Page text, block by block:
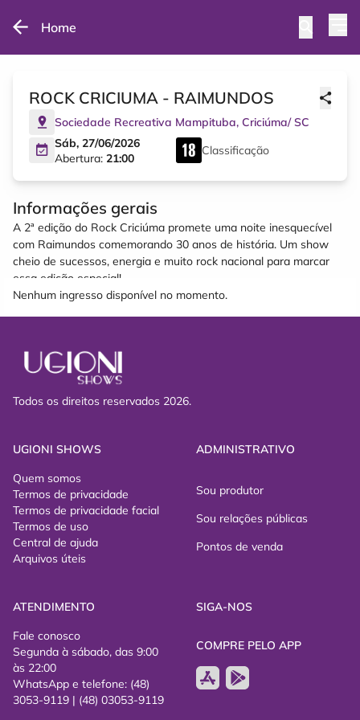
Home
ROCK CRICIUMA - RAIMUNDOS
Sociedade Recreativa Mampituba, Criciúma/SC
Sáb, 27/06/2026
Abertura: 21:00
Classificação
Informações gerais
A 2ª edição do Rock Criciúma promete uma noite inesquecível
com Raimundos comemorando 30 anos de história. Um show
cheio de sucessos, energia e muito rock nacional para marcar
essa edição especial!
Nenhum ingresso disponível no momento.
Todos os direitos reservados 2026.
UGIONI SHOWS
Quem somos
Termos de privacidade
Termos de privacidade facial
Termos de uso
Central de ajuda
Arquivos úteis
ADMINISTRATIVO
Sou produtor
Sou relações públicas
Pontos de venda
ATENDIMENTO
Fale conosco
Segunda à sábado, das 9:00
às 22:00
WhatsApp e telefone: (48)
3053-9119 | (48) 03053-9119
SIGA-NOS
COMPRE PELO APP